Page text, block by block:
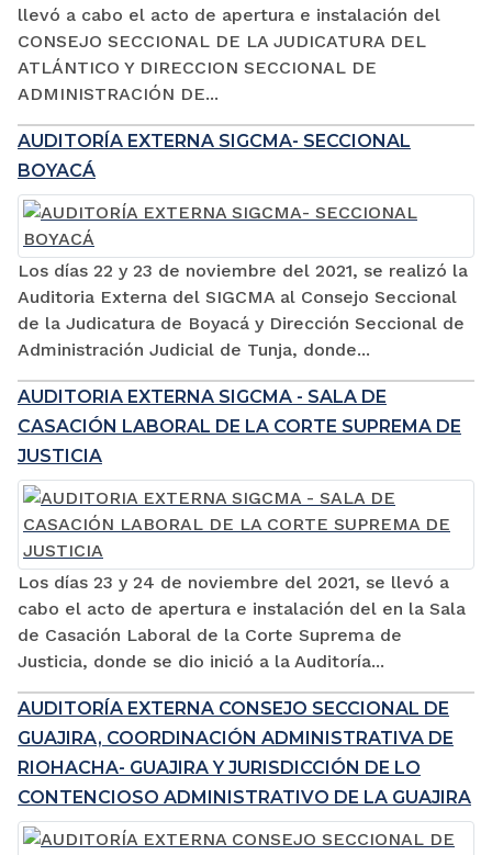
llevó a cabo el acto de apertura e instalación del
CONSEJO SECCIONAL DE LA JUDICATURA DEL
ATLÁNTICO Y DIRECCION SECCIONAL DE
ADMINISTRACIÓN DE...
AUDITORÍA EXTERNA SIGCMA- SECCIONAL
BOYACÁ
Los días 22 y 23 de noviembre del 2021, se realizó la
Auditoria Externa del SIGCMA al Consejo Seccional
de la Judicatura de Boyacá y Dirección Seccional de
Administración Judicial de Tunja, donde...
AUDITORIA EXTERNA SIGCMA - SALA DE
CASACIÓN LABORAL DE LA CORTE SUPREMA DE
JUSTICIA
Los días 23 y 24 de noviembre del 2021, se llevó a
cabo el acto de apertura e instalación del en la Sala
de Casación Laboral de la Corte Suprema de
Justicia, donde se dio inició a la Auditoría...
AUDITORÍA EXTERNA CONSEJO SECCIONAL DE
GUAJIRA, COORDINACIÓN ADMINISTRATIVA DE
RIOHACHA- GUAJIRA Y JURISDICCIÓN DE LO
CONTENCIOSO ADMINISTRATIVO DE LA GUAJIRA